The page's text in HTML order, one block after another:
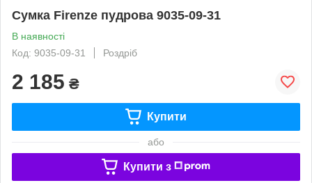
Сумка Firenze пудрова 9035-09-31
В наявності
Код: 9035-09-31
Роздріб
2 185 ₴
Купити
або
Купити з